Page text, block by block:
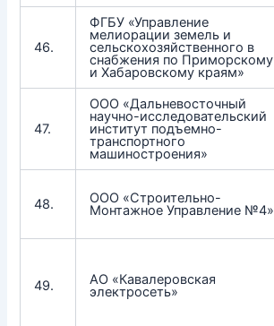
46.
ФГБУ «Управление
мелиорации земель и
сельскохозяйственного в
снабжения по Приморскому
и Хабаровскому краям»
47.
ООО «Дальневосточный
научно-исследовательский
институт подъемно-
транспортного
машиностроения»
48. ООО «Строительно-
Монтажное Управление №4»
49. АО «Кавалеровская
электросеть»